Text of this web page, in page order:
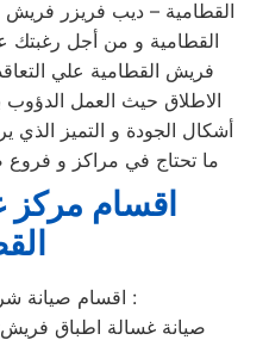
القطامية – ديب فريزر
القطامية و من أجل
فريش القطامية علي
الاطلاق حيث العمل
أشكال الجودة و التميز الذي
ما تحتاج في مراكز و
اقسام
اقسام صيانة شركة فريش القطامية :